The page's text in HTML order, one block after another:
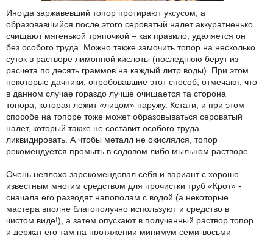
Иногда заржавевший топор протирают уксусом, а
образовавшийся после этого сероватый налет аккуратненько
счищают мягенькой тряпочкой – как правило, удаляется он
без особого труда. Можно также замочить топор на несколько
суток в растворе лимонной кислоты (последнюю берут из
расчета по десять граммов на каждый литр воды). При этом
некоторые дачники, опробовавшие этот способ, отмечают, что
в данном случае гораздо лучше очищается та сторона
топора, которая лежит «лицом» наружу. Кстати, и при этом
способе на топоре тоже может образовываться сероватый
налет, который также не составит особого труда
ликвидировать. А чтобы металл не окислялся, топор
рекомендуется промыть в содовом либо мыльном растворе.
Очень неплохо зарекомендовал себя и вариант с хорошо
известным многим средством для прочистки труб «Крот» -
сначала его разводят напополам с водой (а некоторые
мастера вполне благополучно используют и средство в
чистом виде!), а затем опускают в полученный раствор топор
и держат его там на протяжении минимум семи-восьми